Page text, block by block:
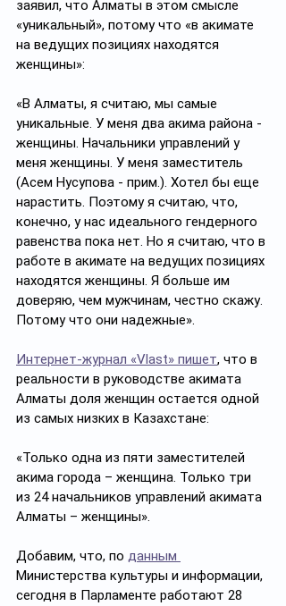
заявил, что Алматы в этом смысле
«уникальный», потому что «в акимате
на ведущих позициях находятся
женщины»:
«В Алматы, я считаю, мы самые
уникальные. У меня два акима района -
женщины. Начальники управлений у
меня женщины. У меня заместитель
(Асем Нусупова - прим.). Хотел бы еще
нарастить. Поэтому я считаю, что,
конечно, у нас идеального гендерного
равенства пока нет. Но я считаю, что в
работе в акимате на ведущих позициях
находятся женщины. Я больше им
доверяю, чем мужчинам, честно скажу.
Потому что они надежные».
Интернет-журнал «Vlast» пишет, что в
реальности в руководстве акимата
Алматы доля женщин остается одной
из самых низких в Казахстане:
«Только одна из пяти заместителей
акима города – женщина. Только три
из 24 начальников управлений акимата
Алматы – женщины».
Добавим, что, по данным
Министерства культуры и информации,
сегодня в Парламенте работают 28